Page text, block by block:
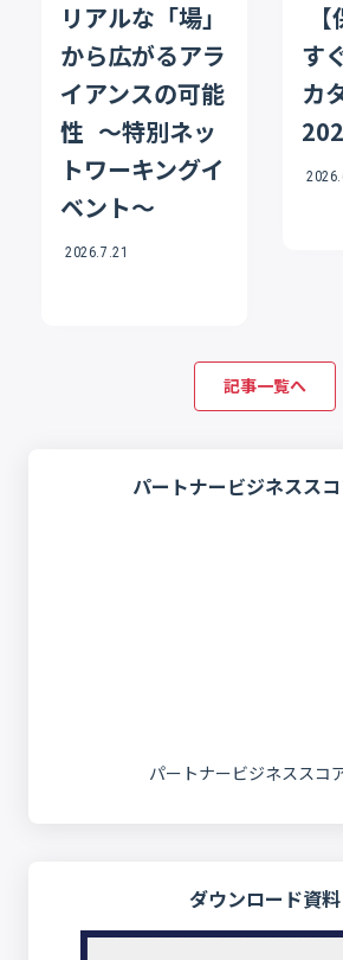
リアルな「場」
から広がるアラ
イアンスの可能
性 〜特別ネッ
トワーキングイ
ベント〜
2026.7.21
す
カ
記事一覧へ
パートナービジネスス
パートナービジネススコ
ダウンロード資料